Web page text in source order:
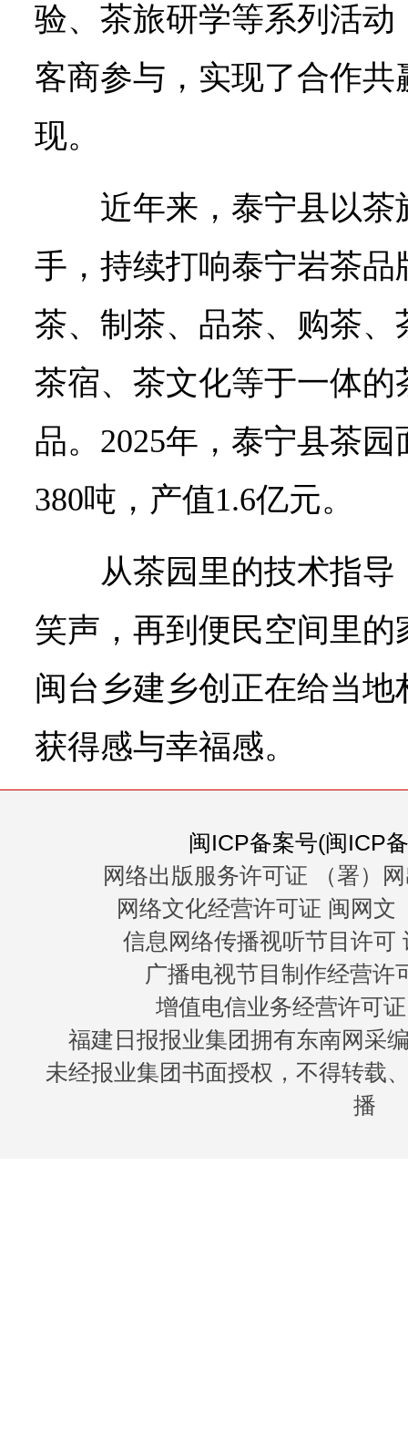
验、茶旅研学等系列活
客商参与，实现了合作
现。
近年来，泰宁县以
手，持续打响泰宁岩茶
茶、制茶、品茶、购茶
茶宿、茶文化等于一体
品。2025年，泰宁县茶
380吨，产值1.6亿元。
从茶园里的技术指
笑声，再到便民空间里
闽台乡建乡创正在给当
获得感与幸福感。
闽ICP备案号(闽ICP
网络出版服务许可证 （署）
网络文化经营许可证 闽网文
信息网络传播视听节目许可
广播电视节目制作经营许
增值电信业务经营许可
福建日报报业集团拥有东南网采
未经报业集团书面授权，不得转载
播